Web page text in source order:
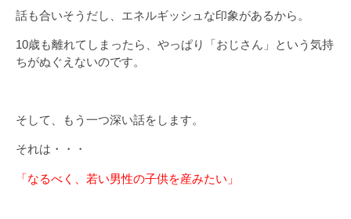
話も合いそうだし、エネルギッシュな印象があるから。
10歳も離れてしまったら、やっぱり「おじさん」という気持
ちがぬぐえないのです。
そして、もう一つ深い話をします。
それは・・・
「なるべく、若い男性の子供を産みたい」